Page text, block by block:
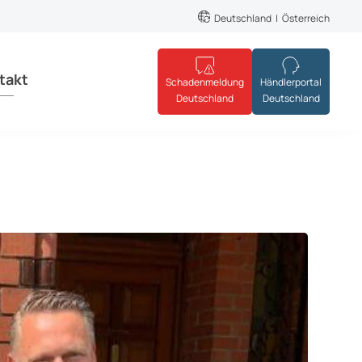
Deutschland Österreich
Händlerportal
Deutschland
Schadenmeldung
Deutschland